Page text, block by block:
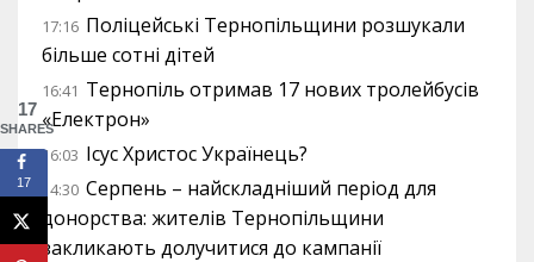
17:16 Поліцейські Тернопільщини розшукали
більше сотні дітей
16:41 Тернопіль отримав 17 нових тролейбусів
«Електрон»
16:03 Ісус Христос Українець?
14:30 Серпень – найскладніший період для
донорства: жителів Тернопільщини
закликають долучитися до кампанії
17
SHARES
17